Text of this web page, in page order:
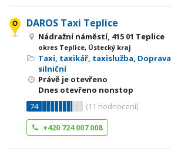
DAROS Taxi Teplice
Nádražní náměstí, 415 01 Teplice
okres Teplice, Ústecký kraj
Taxi, taxikář, taxislužba, Doprava
silniční
Právě je otevřeno
Dnes otevřeno nonstop
74
(11 hodnocení)
+420 724 007 008